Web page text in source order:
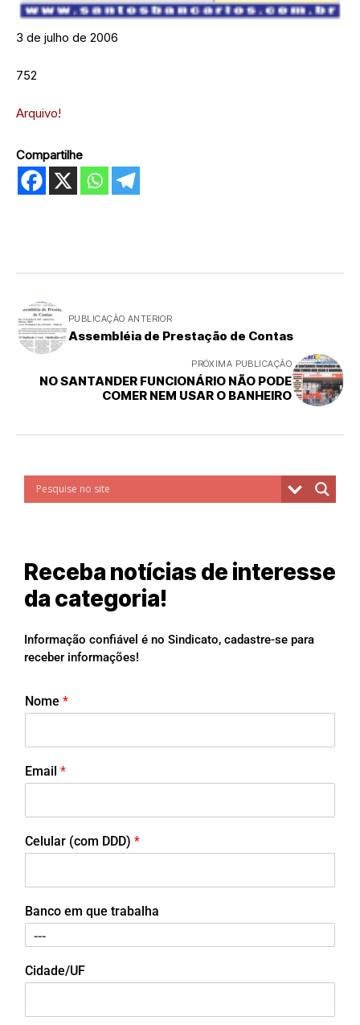
3 de julho de 2006
752
Arquivo!
Compartilhe
PUBLICAÇÃO ANTERIOR
Assembléia de Prestação de Contas
PRÓXIMA PUBLICAÇÃO
NO SANTANDER FUNCIONÁRIO NÃO PODE
COMER NEM USAR O BANHEIRO
Receba notícias de interesse
da categoria!
Informação confiável é no Sindicato, cadastre-se para
receber informações!
Nome *
Email *
Celular (com DDD) *
Banco em que trabalha
Cidade/UF